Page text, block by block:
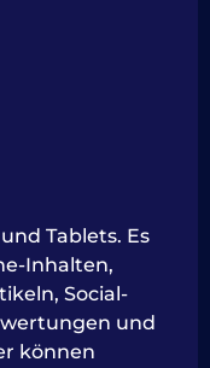
Tablets. Es
Inhalten,
Social-
und
können